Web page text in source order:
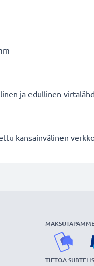
ja edullinen
kansainvälinen
TIETOA